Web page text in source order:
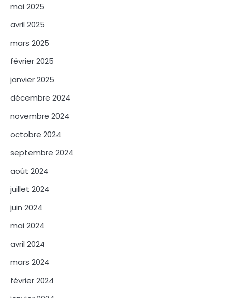
mai 2025
avril 2025
mars 2025
février 2025
janvier 2025
décembre 2024
novembre 2024
octobre 2024
septembre 2024
août 2024
juillet 2024
juin 2024
mai 2024
avril 2024
mars 2024
février 2024